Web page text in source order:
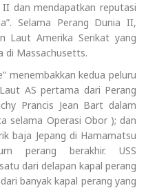
dan mendapatkan reputasi
Selama Perang Dunia II,
Laut Amerika Serikat yang
di Massachusetts.
menembakkan kedua peluru
AS pertama dari Perang
Prancis Jean Bart dalam
selama Operasi Obor ); dan
baja Jepang di Hamamatsu
perang berakhir. USS
dari delapan kapal perang
banyak kapal perang yang